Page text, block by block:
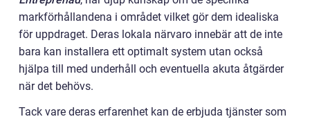
markförhållandena i området vilket gör dem idealiska
för uppdraget. Deras lokala närvaro innebär att de inte
bara kan installera ett optimalt system utan också
hjälpa till med underhåll och eventuella akuta åtgärder
när det behövs.
Tack vare deras erfarenhet kan de erbjuda tjänster som